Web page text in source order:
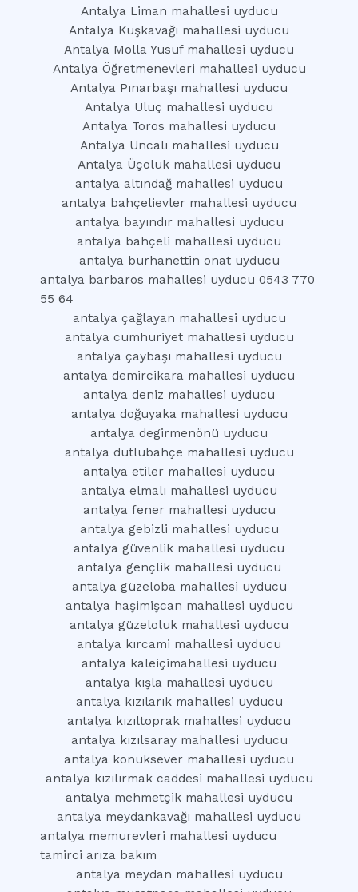
Antalya Liman mahallesi uyducu
Antalya Kuşkavağı mahallesi uyducu
Antalya Molla Yusuf mahallesi uyducu
Antalya Öğretmenevleri mahallesi uyducu
Antalya Pınarbaşı mahallesi uyducu
Antalya Uluç mahallesi uyducu
Antalya Toros mahallesi uyducu
Antalya Uncalı mahallesi uyducu
Antalya Üçoluk mahallesi uyducu
antalya altındağ mahallesi uyducu
antalya bahçelievler mahallesi uyducu
antalya bayındır mahallesi uyducu
antalya bahçeli mahallesi uyducu
antalya burhanettin onat uyducu
antalya barbaros mahallesi uyducu 0543 770
55 64
antalya çağlayan mahallesi uyducu
antalya cumhuriyet mahallesi uyducu
antalya çaybaşı mahallesi uyducu
antalya demircikara mahallesi uyducu
antalya deniz mahallesi uyducu
antalya doğuyaka mahallesi uyducu
antalya degirmenönü uyducu
antalya dutlubahçe mahallesi uyducu
antalya etiler mahallesi uyducu
antalya elmalı mahallesi uyducu
antalya fener mahallesi uyducu
antalya gebizli mahallesi uyducu
antalya güvenlik mahallesi uyducu
antalya gençlik mahallesi uyducu
antalya güzeloba mahallesi uyducu
antalya haşimişcan mahallesi uyducu
antalya güzeloluk mahallesi uyducu
antalya kırcami mahallesi uyducu
antalya kaleiçimahallesi uyducu
antalya kışla mahallesi uyducu
antalya kızılarık mahallesi uyducu
antalya kızıltoprak mahallesi uyducu
antalya kızılsaray mahallesi uyducu
antalya konuksever mahallesi uyducu
antalya kızılırmak caddesi mahallesi uyducu
antalya mehmetçik mahallesi uyducu
antalya meydankavağı mahallesi uyducu
antalya memurevleri mahallesi uyducu
tamirci arıza bakım
antalya meydan mahallesi uyducu